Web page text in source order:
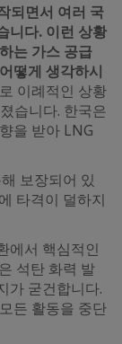
되면서 여러 국
니다. 이런 상황
는 가스 공급
떻게 생각하시
이례적인 상황
습니다. 한국은
을 받아 LNG
보장되어 있
타격이 덜하지
에서 핵심적인
석탄 화력 발
가 굳건합니다.
든 활동을 중단